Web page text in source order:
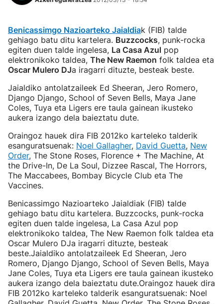
Benicassimgo Nazioarteko Jaialdiak (FIB) talde
gehiago batu ditu kartelera. Buzzcocks, punk-rocka
egiten duen talde ingelesa, La Casa Azul pop
elektronikoko taldea, The New Raemon folk taldea eta
Oscar Mulero DJa iragarri dituzte, besteak beste.
Jaialdiko antolatzaileek Ed Sheeran, Jero Romero,
Django Django, School of Seven Bells, Maya Jane
Coles, Tuya eta Ligers ere taula gainean ikusteko
aukera izango dela baieztatu dute.
Oraingoz hauek dira FIB 2012ko karteleko talderik
esanguratsuenak: Noel Gallagher, David Guetta, New
Order, The Stone Roses, Florence + The Machine, At
the Drive-In, De La Soul, Dizzee Rascal, The Horrors,
The Maccabees, Bombay Bicycle Club eta The
Vaccines.
Benicassimgo Nazioarteko Jaialdiak (FIB) talde
gehiago batu ditu kartelera. Buzzcocks, punk-rocka
egiten duen talde ingelesa, La Casa Azul pop
elektronikoko taldea, The New Raemon folk taldea eta
Oscar Mulero DJa iragarri dituzte, besteak
beste.Jaialdiko antolatzaileek Ed Sheeran, Jero
Romero, Django Django, School of Seven Bells, Maya
Jane Coles, Tuya eta Ligers ere taula gainean ikusteko
aukera izango dela baieztatu dute.Oraingoz hauek dira
FIB 2012ko karteleko talderik esanguratsuenak: Noel